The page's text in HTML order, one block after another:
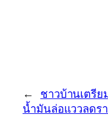
←
ชาวบ้านเตรีย
น้ำมันล่อแววลดร